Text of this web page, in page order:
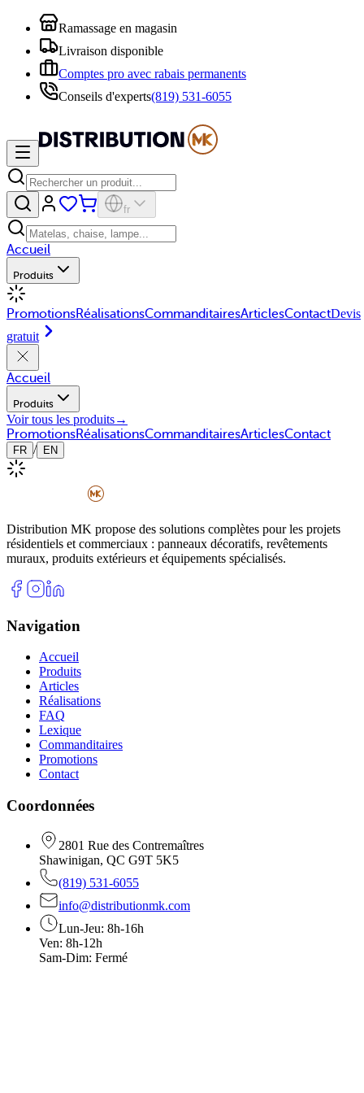
Ramassage en magasin
Livraison disponible
Comptes pro avec rabais permanents
Conseils d'experts(819) 531-6055
fr
Accueil
Produits
PromotionsRéalisationsCommanditairesArticlesContactDevis
gratuit
Accueil
Produits
Voir tous les produits→
PromotionsRéalisationsCommanditairesArticlesContact
FR / EN
Distribution MK propose des solutions complètes pour les projets
résidentiels et commerciaux : panneaux décoratifs, revêtements
muraux, produits extérieurs et équipements spécialisés.
Navigation
Accueil
Produits
Articles
Réalisations
FAQ
Lexique
Commanditaires
Promotions
Contact
Coordonnées
2801 Rue des Contremaîtres
Shawinigan, QC G9T 5K5
(819) 531-6055
info@distributionmk.com
Lun-Jeu: 8h-16h
Ven: 8h-12h
Sam-Dim: Fermé